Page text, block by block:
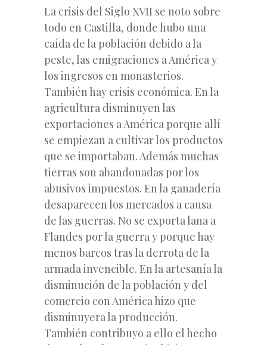
La crisis del Siglo XVII se noto sobre
todo en Castilla, donde hubo una
caída de la población debido a la
peste, las emigraciones a América y
los ingresos en monasterios.
También hay crisis económica. En la
agricultura disminuyen las
exportaciones a América porque allí
se empiezan a cultivar los productos
que se importaban. Además muchas
tierras son abandonadas por los
abusivos impuestos. En la ganadería
desaparecen los mercados a causa
de las guerras. No se exporta lana a
Flandes por la guerra y porque hay
menos barcos tras la derrota de la
armada invencible. En la artesanía la
disminución de la población y del
comercio con América hizo que
disminuyera la producción.
También contribuyo a ello el hecho